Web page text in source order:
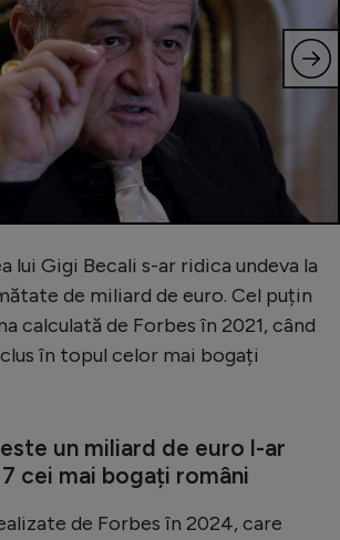
lui Gigi Becali s-ar ridica undeva la
de miliard de euro. Cel puțin
calculată de Forbes în 2021, când
în topul celor mai bogați
un miliard de euro l-ar
cei mai bogați români
de Forbes în 2024, care